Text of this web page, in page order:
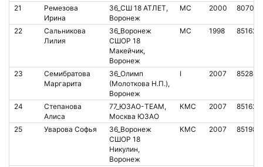
21
Ремезова
Ирина
36_СШ 18 АТЛЕТ,
Воронеж
МС 2000
22
Сальникова
Лилия
36_Воронеж
СШОР 18
Макейчик,
Воронеж
МС 1998
23
Семибратова
Маргарита
36_Олимп
(Молоткова Н.П.),
Воронеж
I 2007
24
Степанова
Алиса
77_ЮЗАО-TEAM,
Москва ЮЗАО
КМС 2007
25 Уварова Софья
36_Воронеж
СШОР 18
Никулин,
Воронеж
КМС 2007